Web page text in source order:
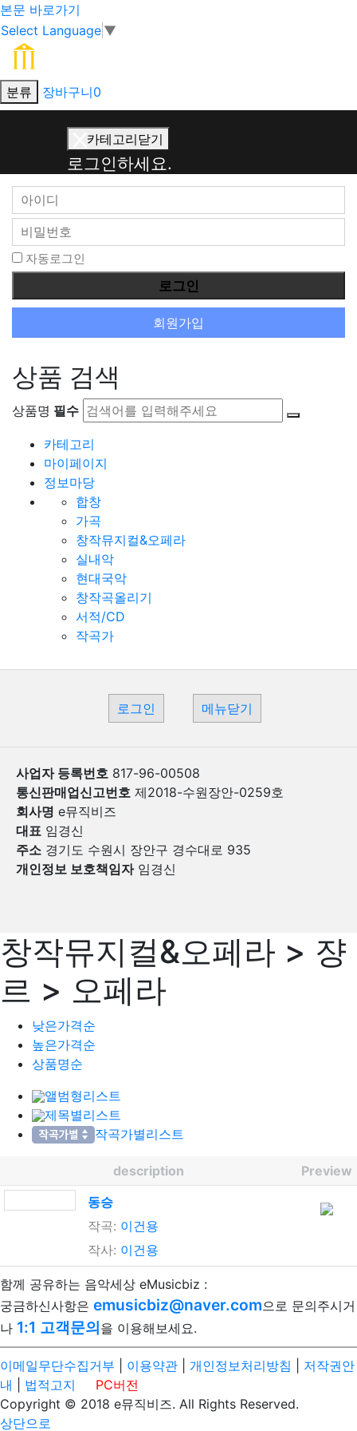
본문 바로가기
Select Language ▼
분류 장바구니0
회
로
그
인
카테고리닫기
로그인하세요.
자동로그인
회원가입
상품 검색
상품명 필수
카테고리
마이페이지
정보마당
합창
가곡
창작뮤지컬&오페라
실내악
현대국악
창작곡올리기
서적/CD
작곡가
로그인 메뉴닫기
사업자 등록번호 817-96-00508
통신판매업신고번호 제2018-수원장안-0259호
회사명 e뮤직비즈
대표 임경신
주소 경기도 수원시 장안구 경수대로 935
개인정보 보호책임자임경신
창작뮤지컬&오페라 > 쟝
르 > 오페라
낮은가격순
높은가격순
상품명순
앨범형리스트
제목별리스트
작곡가별리스트
description
Preview
동승
작곡: 이건용
작사: 이건용
함께 공유하는 음악세상 eMusicbiz :
궁금하신사항은 emusicbiz@naver.com으로 문의주시거
나 1:1 고객문의을 이용해보세요.
이메일무단수집거부 이용약관 개인정보처리방침
저작권안
내
법적고지
PC버전
Copyright © 2018 e뮤직비즈. All Rights Reserved.
상단으로